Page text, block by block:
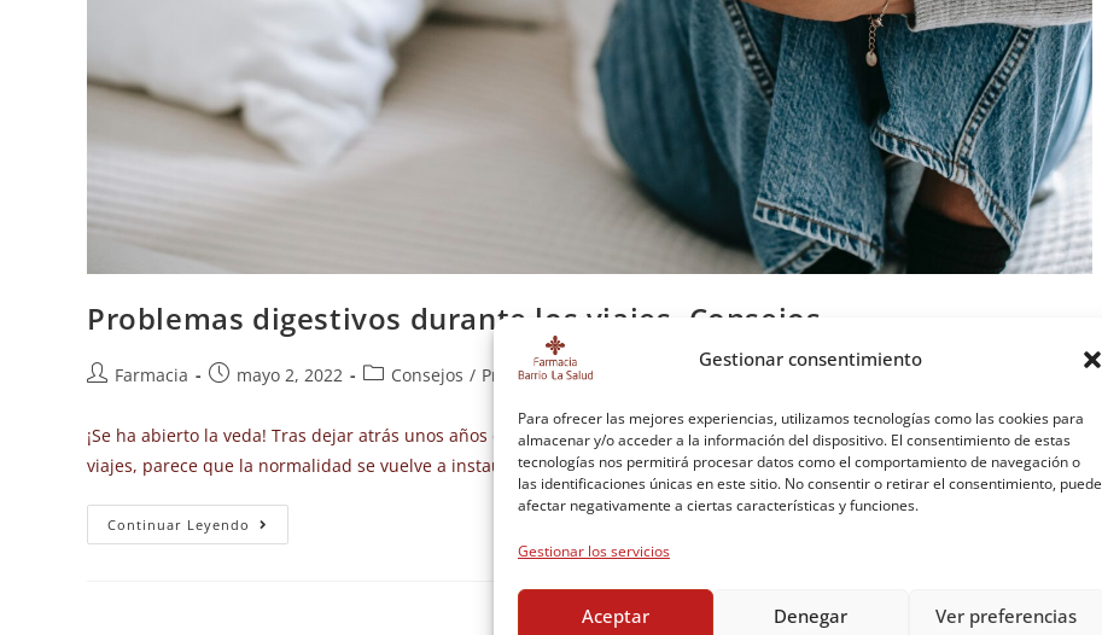
Gestionar consentimiento
Para ofrecer las mejores experiencias, utilizamos tecnologías como las cookies para
almacenar y/o acceder a la información del dispositivo. El consentimiento de estas
tecnologías nos permitirá procesar datos como el comportamiento de navegación o
las identificaciones únicas en este sitio. No consentir o retirar el consentimiento, puede
afectar negativamente a ciertas características y funciones.
Gestionar los servicios
Aceptar Denegar Ver preferencias
Problemas digestivos durante los viajes. Consejos
Farmacia mayo 2, 2022 Consejos / Problemas digestivos
¡Se ha abierto la veda! Tras dejar atrás unos años complicados debido a la pandemia en los que hemos limitado nuestros
viajes, parece que la normalidad se vuelve a instaurar…
Continuar Leyendo